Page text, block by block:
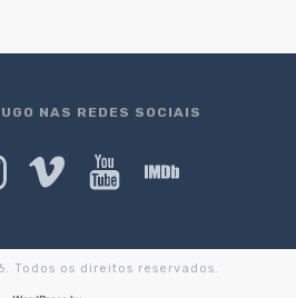
NAS REDES SOCIAIS
Todos os direitos reservados.